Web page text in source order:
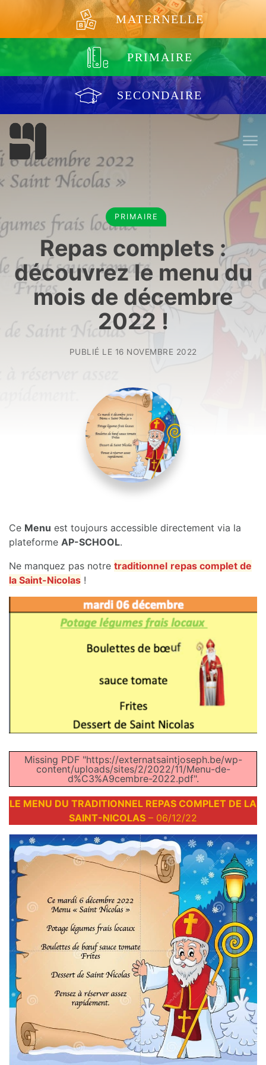
MATERNELLE
PRIMAIRE
SECONDAIRE
PRIMAIRE
Repas complets :
découvrez le menu du
mois de décembre
2022 !
PUBLIÉ LE 16 NOVEMBRE 2022
Ce Menu est toujours accessible directement via la
plateforme AP-SCHOOL.
Ne manquez pas notre traditionnel repas complet de
la Saint-Nicolas !
Missing PDF "https://externatsaintjoseph.be/wp-
content/uploads/sites/2/2022/11/Menu-de-
d%C3%A9cembre-2022.pdf".
LE MENU DU TRADITIONNEL REPAS COMPLET DE LA
SAINT-NICOLAS – 06/12/22